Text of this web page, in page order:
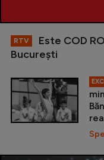
RTV
Este COD
Bucureşti